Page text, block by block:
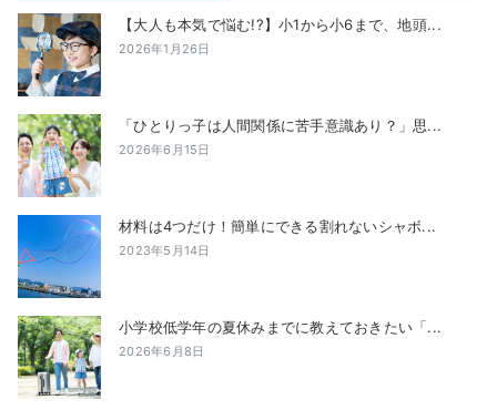
【大人も本気で悩む!?】小1から小6まで、地頭...
2026年1月26日
「ひとりっ子は人間関係に苦手意識あり？」思...
2026年6月15日
材料は4つだけ！簡単にできる割れないシャボ...
2023年5月14日
小学校低学年の夏休みまでに教えておきたい「...
2026年6月8日